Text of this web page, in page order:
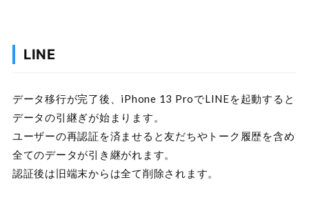
LINE
データ移行が完了後、iPhone 13 ProでLINEを起動すると
データの引継ぎが始まります。
ユーザーの再認証を済ませると友だちやトーク履歴を含め
全てのデータが引き継がれます。
認証後は旧端末からは全て削除されます。